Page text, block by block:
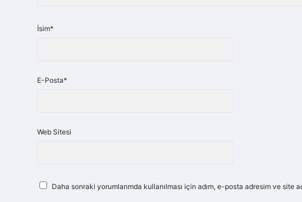
İsim*
E-Posta*
Web Sitesi
Daha sonraki yorumlarımda kullanılması için adım, e-posta adresim ve site